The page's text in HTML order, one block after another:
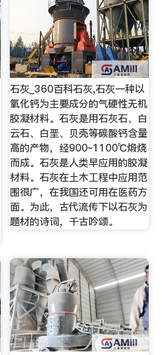
石灰_360百科石灰,石灰一种以
氧化钙为主要成分的气硬性无机
胶凝材料。石灰是用石灰石、白
云石、白垩、贝壳等碳酸钙含量
高的产物，经900~1100℃煅烧
而成。石灰是人类早应用的胶凝
材料。石灰在土木工程中应用范
围很广，在我国还可用在医药方
面。为此，古代流传下以石灰为
题材的诗词，千古吟颂。